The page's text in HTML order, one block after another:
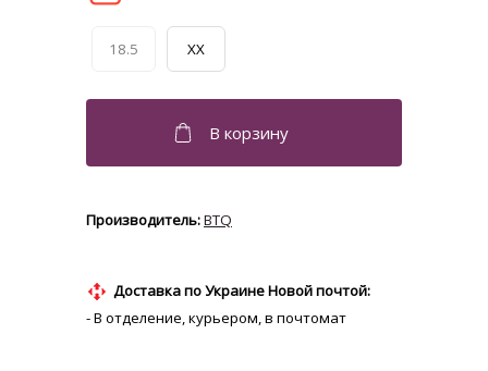
18.5 XX
BTQ
Доставка по Украине Новой почтой:
- В отделение, курьером, в почтомат